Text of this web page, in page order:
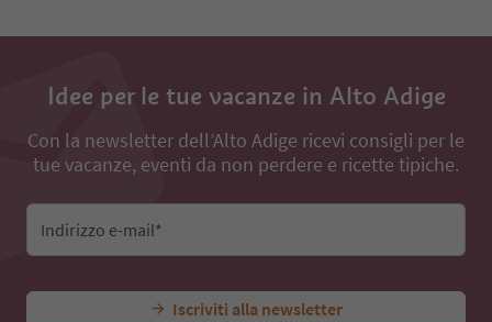
Idee per le tue vacanze in Alto Adige
Con la newsletter dell’Alto Adige ricevi consigli per le
tue vacanze, eventi da non perdere e ricette tipiche.
Indirizzo e-mail*
Iscriviti alla newsletter